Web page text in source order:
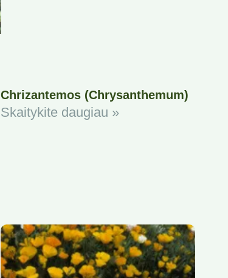
Chrizantemos (Chrysanthemum)
Skaitykite daugiau »